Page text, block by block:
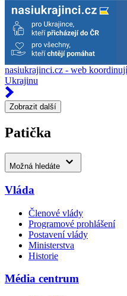
nasiukrajinci.cz - web
Ukrajinu
Zobrazit další
Patička
Možná hledáte
Vláda
Členové vlády
Programové prohlášení
Postavení vlády
Ministerstva
Historie
Média centrum